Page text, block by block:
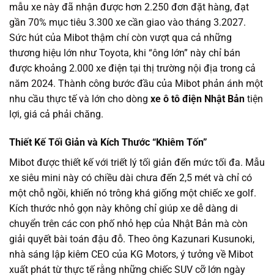
mẫu xe này đã nhận được hơn 2.250 đơn đặt hàng, đạt
gần 70% mục tiêu 3.300 xe cần giao vào tháng 3.2027.
Sức hút của Mibot thậm chí còn vượt qua cả những
thương hiệu lớn như Toyota, khi “ông lớn” này chỉ bán
được khoảng 2.000 xe điện tại thị trường nội địa trong cả
năm 2024. Thành công bước đầu của Mibot phản ánh một
nhu cầu thực tế và lớn cho dòng xe ô tô điện Nhật Bản tiện
lợi, giá cả phải chăng.
Thiết Kế Tối Giản và Kích Thước “Khiêm Tốn”
Mibot được thiết kế với triết lý tối giản đến mức tối đa. Mẫu
xe siêu mini này có chiều dài chưa đến 2,5 mét và chỉ có
một chỗ ngồi, khiến nó trông khá giống một chiếc xe golf.
Kích thước nhỏ gọn này không chỉ giúp xe dễ dàng di
chuyển trên các con phố nhỏ hẹp của Nhật Bản mà còn
giải quyết bài toán đậu đỗ. Theo ông Kazunari Kusunoki,
nhà sáng lập kiêm CEO của KG Motors, ý tưởng về Mibot
xuất phát từ thực tế rằng những chiếc SUV cỡ lớn ngày